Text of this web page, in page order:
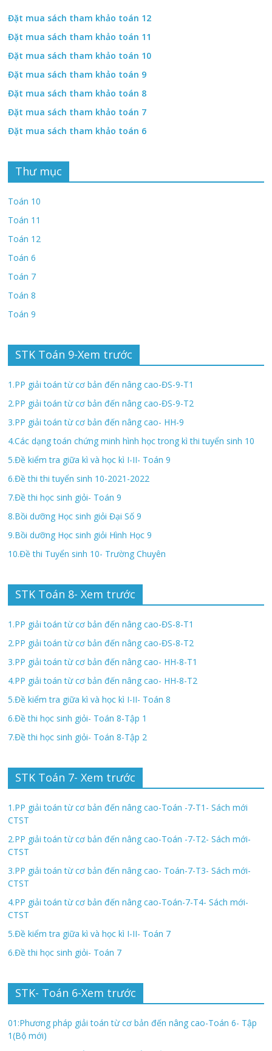
Đặt mua sách tham khảo toán 12
Đặt mua sách tham khảo toán 11
Đặt mua sách tham khảo toán 10
Đặt mua sách tham khảo toán 9
Đặt mua sách tham khảo toán 8
Đặt mua sách tham khảo toán 7
Đặt mua sách tham khảo toán 6
Thư mục
Toán 10
Toán 11
Toán 12
Toán 6
Toán 7
Toán 8
Toán 9
STK Toán 9-Xem trước
1.PP giải toán từ cơ bản đến nâng cao-ĐS-9-T1
2.PP giải toán từ cơ bản đến nâng cao-ĐS-9-T2
3.PP giải toán từ cơ bản đến nâng cao- HH-9
4.Các dạng toán chứng minh hình học trong kì thi tuyển sinh 10
5.Đề kiểm tra giữa kì và học kì I-II- Toán 9
6.Đề thi thi tuyển sinh 10-2021-2022
7.Đề thi học sinh giỏi- Toán 9
8.Bồi dưỡng Học sinh giỏi Đại Số 9
9.Bồi dưỡng Học sinh giỏi Hình Học 9
10.Đề thi Tuyển sinh 10- Trường Chuyên
STK Toán 8- Xem trước
1.PP giải toán từ cơ bản đến nâng cao-ĐS-8-T1
2.PP giải toán từ cơ bản đến nâng cao-ĐS-8-T2
3.PP giải toán từ cơ bản đến nâng cao- HH-8-T1
4.PP giải toán từ cơ bản đến nâng cao- HH-8-T2
5.Đề kiểm tra giữa kì và học kì I-II- Toán 8
6.Đề thi học sinh giỏi- Toán 8-Tập 1
7.Đề thi học sinh giỏi- Toán 8-Tập 2
STK Toán 7- Xem trước
1.PP giải toán từ cơ bản đến nâng cao-Toán -7-T1- Sách mới
CTST
2.PP giải toán từ cơ bản đến nâng cao-Toán -7-T2- Sách mới-
CTST
3.PP giải toán từ cơ bản đến nâng cao- Toán-7-T3- Sách mới-
CTST
4.PP giải toán từ cơ bản đến nâng cao-Toán-7-T4- Sách mới-
CTST
5.Đề kiểm tra giữa kì và học kì I-II- Toán 7
6.Đề thi học sinh giỏi- Toán 7
STK- Toán 6-Xem trước
01:Phương pháp giải toán từ cơ bản đến nâng cao-Toán 6- Tập
1(Bộ mới)